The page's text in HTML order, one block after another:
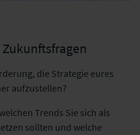
die Strategie eures
aufzustellen?
Trends Sie sich als
sollten und welche